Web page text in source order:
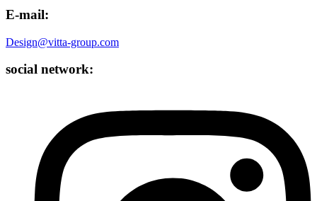
E-mail:
Design@vitta-group.com
social network: